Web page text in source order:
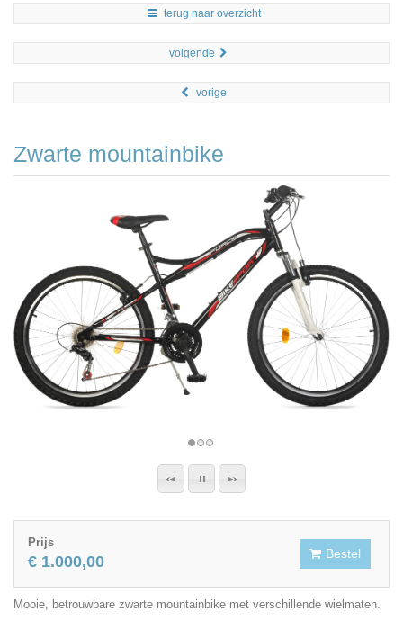
terug naar overzicht
volgende
vorige
Zwarte mountainbike
Prijs
€ 1.000,00 Bestel
Mooie, betrouwbare zwarte mountainbike met verschillende wielmaten.